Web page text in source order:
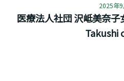
2025年9
医療法人社団 沢岻美奈
Takushi